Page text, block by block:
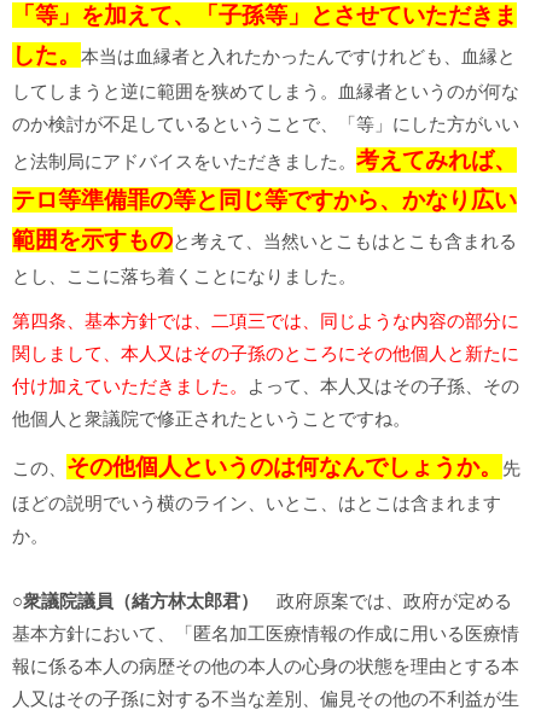
「等」を加えて、「子孫等」とさせていただきま
した。
本当は血縁者と入れたかったんですけれども、血縁と
してしまうと逆に範囲を狭めてしまう。血縁者というのが何な
のか検討が不足しているということで、「等」にした方がいい
と法制局にアドバイスをいただきました。 考えてみれば、
テロ等準備罪の等と同じ等ですから、かなり広い
範囲を示すものと考えて、当然いとこもはとこも含まれる
とし、ここに落ち着くことになりました。
第四条、基本方針では、二項三では、同じような内容の部分に
関しまして、本人又はその子孫のところにその他個人と新たに
付け加えていただきました。
よって、本人又はその子孫、その
他個人と衆議院で修正されたということですね。
この、 その他個人というのは何なんでしょうか。
先
ほどの説明でいう横のライン、いとこ、はとこは含まれます
か。
○衆議院議員（緒方林太郎君）
政府原案では、政府が定める
基本方針において、「匿名加工医療情報の作成に用いる医療情
報に係る本人の病歴その他の本人の心身の状態を理由とする本
人又はその子孫に対する不当な差別、偏見その他の不利益が生